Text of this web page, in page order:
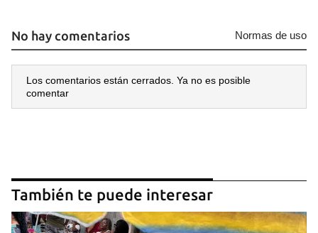
No hay comentarios Normas de uso
Los comentarios están cerrados. Ya no es posible
comentar
También te puede interesar